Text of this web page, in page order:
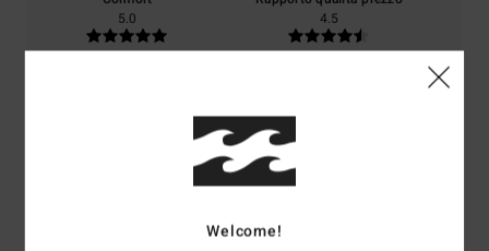
5.0
4.5
Troppo grande
Colore
Welcome!